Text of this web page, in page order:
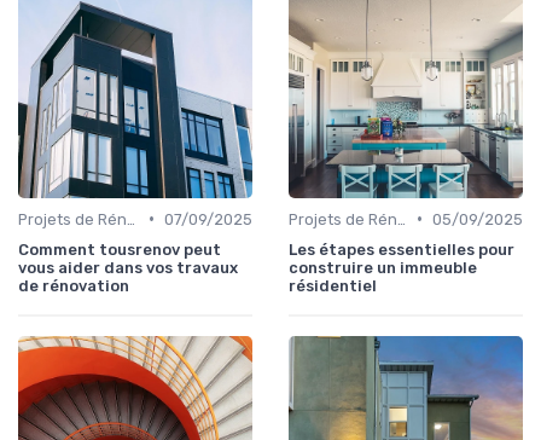
• 07/09/2025
Comment tousrenov peut
vous aider dans vos travaux
de rénovation
• 05/09/2025
Les étapes essentielles pour
construire un immeuble
résidentiel